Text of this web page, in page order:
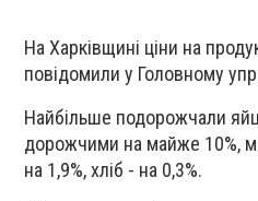
На Харківщині ціни на
повідомили у Головному
Найбільше подорожчали
дорожчими на майже 10%,
на 1,9%, хліб - на 0,3%.